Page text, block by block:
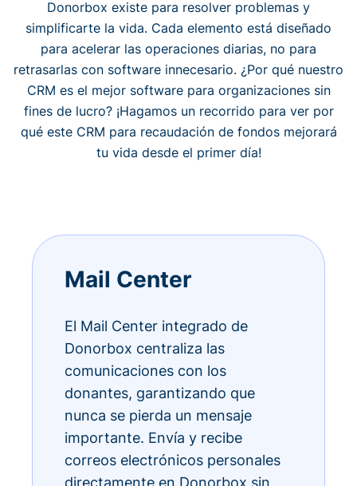
Donorbox existe para resolver problemas y
simplificarte la vida. Cada elemento está diseñado
para acelerar las operaciones diarias, no para
retrasarlas con software innecesario. ¿Por qué nuestro
CRM es el mejor software para organizaciones sin
fines de lucro? ¡Hagamos un recorrido para ver por
qué este CRM para recaudación de fondos mejorará
tu vida desde el primer día!
Mail Center
El Mail Center integrado de
Donorbox centraliza las
comunicaciones con los
donantes, garantizando que
nunca se pierda un mensaje
importante. Envía y recibe
correos electrónicos personales
directamente en Donorbox sin